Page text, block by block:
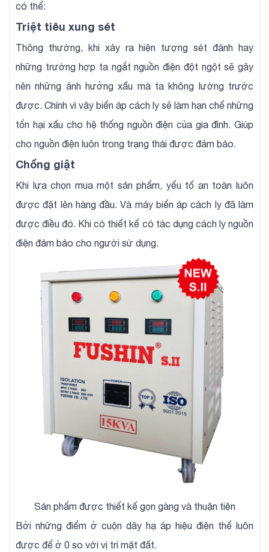
có thể:
Triệt tiêu xung sét
Thông thường, khi xảy ra hiện tượng sét đánh hay
những trường hợp ta ngắt nguồn điện đột ngột sẽ gây
nên những ảnh hưởng xấu mà ta không lường trước
được. Chính vì vậy biến áp cách ly sẽ làm hạn chế những
tổn hại xấu cho hệ thống nguồn điện của gia đình. Giúp
cho nguồn điện luôn trong trạng thái được đảm bảo.
Chống giật
Khi lựa chọn mua một sản phẩm, yếu tố an toàn luôn
được đặt lên hàng đầu. Và máy biến áp cách ly đã làm
được điều đó. Khi có thiết kế có tác dụng cách ly nguồn
điện đảm bảo cho người sử dụng.
Sản phẩm được thiết kế gọn gàng và thuận tiện
Bởi những điểm ở cuộn dây hạ áp hiệu điện thế luôn
được để ở 0 so với vị trí mặt đất.